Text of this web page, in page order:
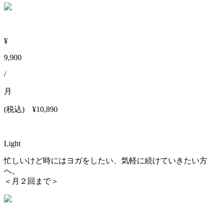
¥
9,900
/
月
(税込) ¥10,890
Light
忙しいけど時にはヨガをしたい、気軽に続けていきたい方
へ。
＜月２回まで＞